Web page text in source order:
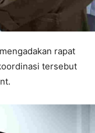
rapat
tersebut